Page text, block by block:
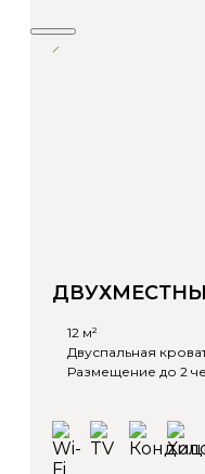
12 м²
Двуспальная
Размещение до 2